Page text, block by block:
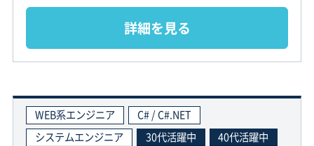
詳細を見る
WEB系エンジニア
C# / C#.NET
システムエンジニア
30代活躍中
40代活躍中